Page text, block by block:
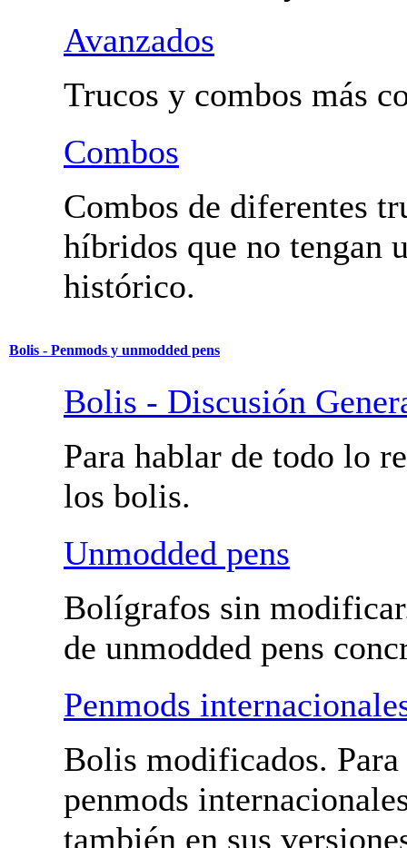
Avanzados
Trucos y combos más
Combos
Combos de diferentes
híbridos que no tengan
histórico.
Bolis - Penmods y unmodded pens
Bolis - Discusión
Para hablar de todo lo
los bolis.
Unmodded pens
Bolígrafos sin
de unmodded pens
Penmods
Bolis modificados. Para
penmods
también en sus